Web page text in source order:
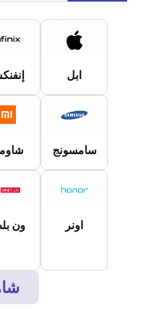
ابل
سامسونج
اونر ون